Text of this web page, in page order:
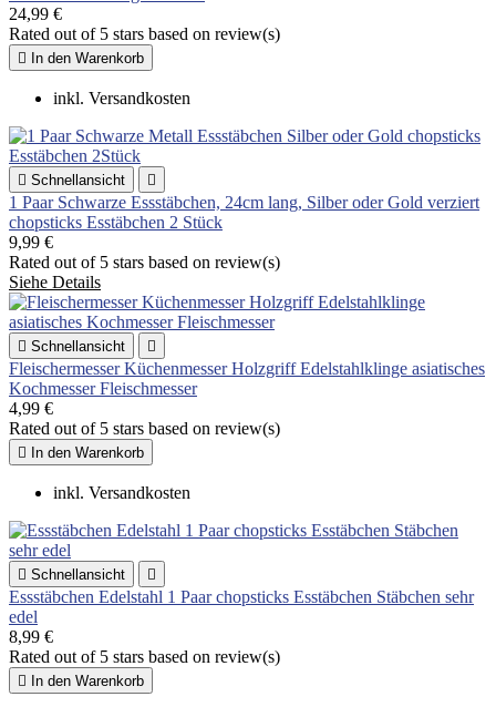
24,99 €
Rated out of 5 stars based on review(s)
 In den Warenkorb
inkl. Versandkosten
 Schnellansicht 
1 Paar Schwarze Essstäbchen, 24cm lang, Silber oder Gold verziert
chopsticks Esstäbchen 2 Stück
9,99 €
Rated out of 5 stars based on review(s)
Siehe Details
 Schnellansicht 
Fleischermesser Küchenmesser Holzgriff Edelstahlklinge asiatisches
Kochmesser Fleischmesser
4,99 €
Rated out of 5 stars based on review(s)
 In den Warenkorb
inkl. Versandkosten
 Schnellansicht 
Essstäbchen Edelstahl 1 Paar chopsticks Esstäbchen Stäbchen sehr
edel
8,99 €
Rated out of 5 stars based on review(s)
 In den Warenkorb